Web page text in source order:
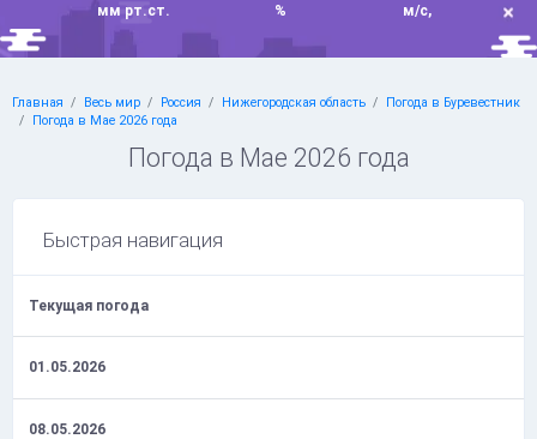
мм рт.ст.
%
м/с,
Главная Весь мир Россия Нижегородская область
Погода в Буревестник
Погода в Мае 2026 года
Погода в Мае 2026 года
Быстрая навигация
Текущая погода
01.05.2026
08.05.2026